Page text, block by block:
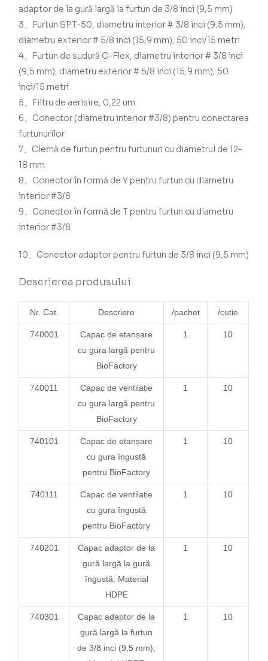
adaptor de la gură largă la furtun de 3/8 inci (9,5 mm)
3、Furtun SPT-50, diametru interior # 3/8 inci (9,5 mm),
diametru exterior # 5/8 inci (15,9 mm), 50 inci/15 metri
4、Furtun de sudură C-Flex, diametru interior # 3/8 inci
(9,5 mm), diametru exterior # 5/8 inci (15,9 mm), 50
inci/15 metri
5、Filtru de aerisire, 0,22 um
6、Conector (diametru interior #3/8) pentru conectarea
furtunurilor
7、Clemă de furtun pentru furtunuri cu diametrul de 12-
18 mm
8、Conector în formă de Y pentru furtun cu diametru
interior #3/8
9、Conector în formă de T pentru furtun cu diametru
interior #3/8
10、Conector adaptor pentru furtun de 3/8 inci (9,5 mm)
Descrierea produsului
Nr. Cat. Descriere /pachet /cutie
740001
Capac de etanșare
cu gura largă pentru
BioFactory
1 10
740011
Capac de ventilație
cu gura largă pentru
BioFactory
1 10
740101
Capac de etanșare
cu gura îngustă
pentru BioFactory
1 10
740111
Capac de ventilație
cu gura îngustă
pentru BioFactory
1 10
740201
Capac adaptor de la
gură largă la gură
îngustă,
Material
HDPE
1 10
740301
Capac adaptor de la
gură largă la furtun
de 3/8 inci (9,5 mm),
1 10